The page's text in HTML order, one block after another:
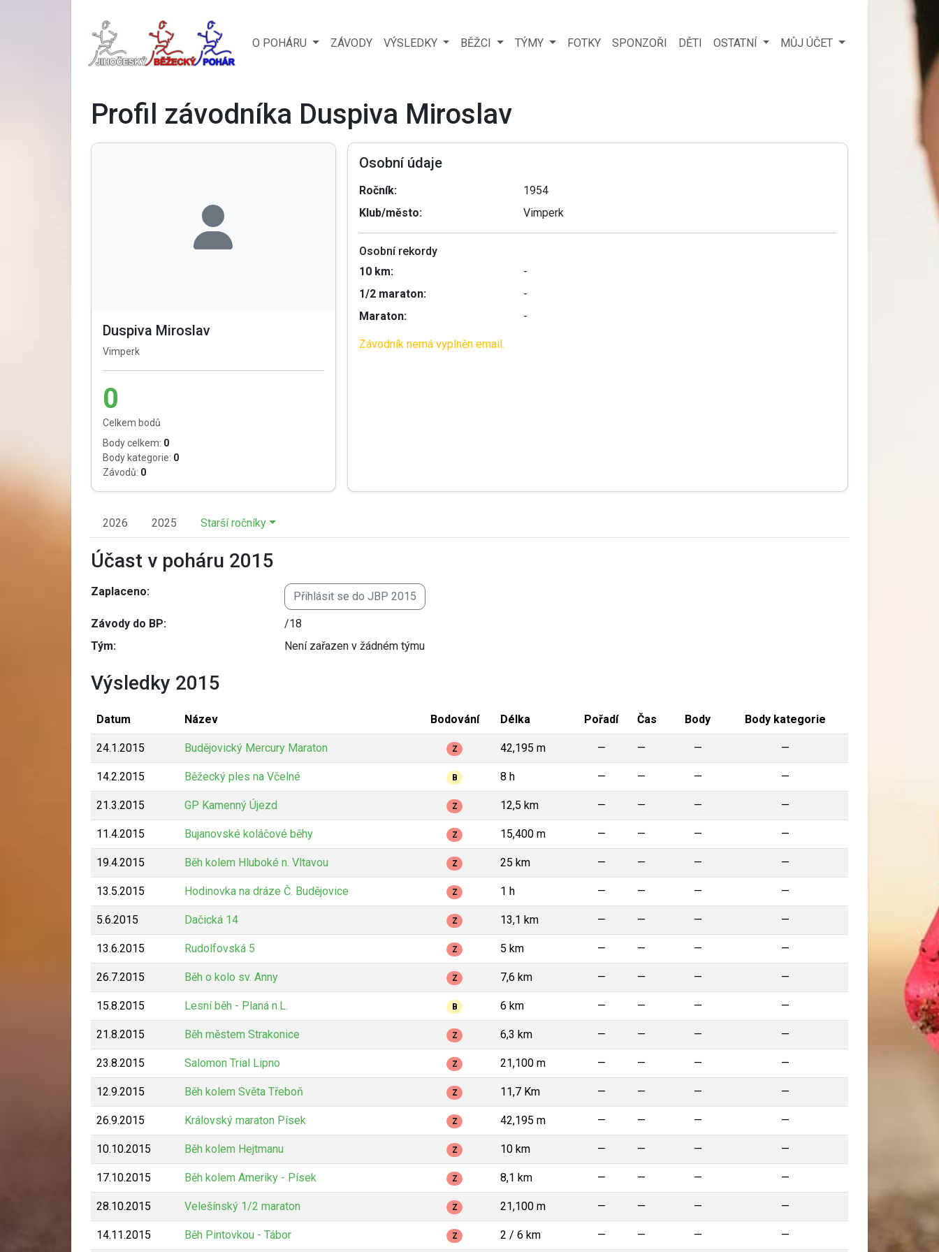
O POHÁRU ZÁVODY VÝSLEDKY BĚŽCI TÝMY FOTKY SPONZOŘI DĚTI OSTATNÍ MŮJ ÚČET
Profil závodníka Duspiva Miroslav
Duspiva Miroslav
Vimperk
0
Celkem bodů
Body celkem: 0
Body kategorie: 0
Závodů: 0
Osobní údaje
Ročník:
1954
Klub/město:
Vimperk
Osobní rekordy
10 km:
-
1/2 maraton:
-
Maraton:
-
Závodník nemá vyplněn email.
2026 2025 Starší ročníky
Účast v poháru 2015
Zaplaceno: Přihlásit se do JBP 2015
Závody do BP:
/18
Tým:
Není zařazen v žádném týmu
Výsledky 2015
Datum Název Bodování Délka Pořadí Čas Body Body kategorie
24.1.2015 Budějovický Mercury Maraton Z 42,195 m — — — —
14.2.2015 Běžecký ples na Včelné B 8 h — — — —
21.3.2015 GP Kamenný Újezd Z 12,5 km — — — —
11.4.2015 Bujanovské koláčové běhy Z 15,400 m — — — —
19.4.2015 Běh kolem Hluboké n. Vltavou Z 25 km — — — —
13.5.2015 Hodinovka na dráze Č. Budějovice Z 1 h — — — —
5.6.2015 Dačická 14 Z 13,1 km — — — —
13.6.2015 Rudolfovská 5 Z 5 km — — — —
26.7.2015 Běh o kolo sv. Anny Z 7,6 km — — — —
15.8.2015 Lesní běh - Planá n.L. B 6 km — — — —
21.8.2015 Běh městem Strakonice Z 6,3 km — — — —
23.8.2015 Salomon Trial Lipno Z 21,100 m — — — —
12.9.2015 Běh kolem Světa Třeboň Z 11,7 Km — — — —
26.9.2015 Královský maraton Písek Z 42,195 m — — — —
10.10.2015 Běh kolem Hejtmanu Z 10 km — — — —
17.10.2015 Běh kolem Ameriky - Písek Z 8,1 km — — — —
28.10.2015 Velešínský 1/2 maraton Z 21,100 m — — — —
14.11.2015 Běh Pintovkou - Tábor Z 2 / 6 km — — — —